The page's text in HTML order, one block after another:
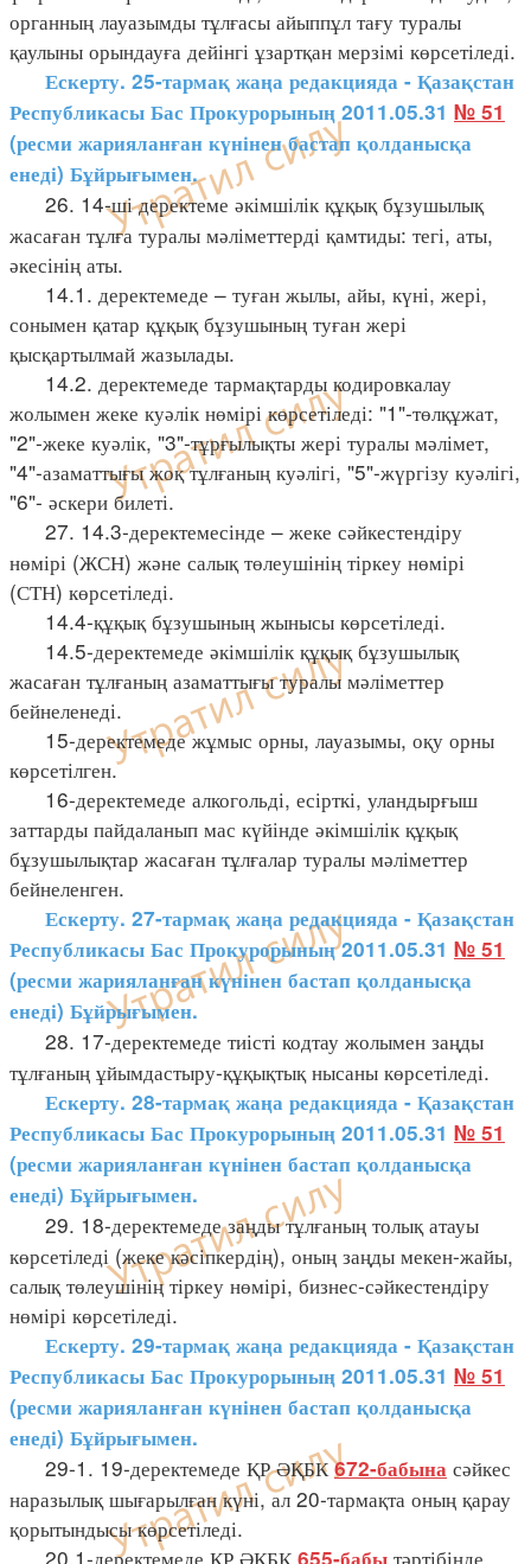
органның лауазымды тұлғасы айыппұл тағу туралы
қаулыны орындауға дейінгі ұзартқан мерзімі көрсетіледі.
Ескерту. 25-тармақ жаңа редакцияда - Қазақстан
Республикасы Бас Прокурорының 2011.05.31 № 51
(ресми жарияланған күнінен бастап қолданысқа
енеді) Бұйрығымен.
26. 14-ші деректеме әкімшілік құқық бұзушылық
жасаған тұлға туралы мәліметтерді қамтиды: тегі, аты,
әкесінің аты.
14.1. деректемеде – туған жылы, айы, күні, жері,
сонымен қатар құқық бұзушының туған жері
қысқартылмай жазылады.
14.2. деректемеде тармақтарды кодировкалау
жолымен жеке куәлік нөмірі көрсетіледі: "1"-төлқұжат,
"2"-жеке куәлік, "3"-тұрғылықты жері туралы мәлімет,
"4"-азаматтығы жоқ тұлғаның куәлігі, "5"-жүргізу куәлігі,
"6"- әскери билеті.
27. 14.3-деректемесінде – жеке сәйкестендіру
нөмірі (ЖСН) және салық төлеушінің тіркеу нөмірі
(СТН) көрсетіледі.
14.4-құқық бұзушының жынысы көрсетіледі.
14.5-деректемеде әкімшілік құқық бұзушылық
жасаған тұлғаның азаматтығы туралы мәліметтер
бейнеленеді.
15-деректемеде жұмыс орны, лауазымы, оқу орны
көрсетілген.
16-деректемеде алкогольді, есірткі, уландырғыш
заттарды пайдаланып мас күйінде әкімшілік құқық
бұзушылықтар жасаған тұлғалар туралы мәліметтер
бейнеленген.
Ескерту. 27-тармақ жаңа редакцияда - Қазақстан
Республикасы Бас Прокурорының 2011.05.31 № 51
(ресми жарияланған күнінен бастап қолданысқа
енеді) Бұйрығымен.
28. 17-деректемеде тиісті кодтау жолымен заңды
тұлғаның ұйымдастыру-құқықтық нысаны көрсетіледі.
Ескерту. 28-тармақ жаңа редакцияда - Қазақстан
Республикасы Бас Прокурорының 2011.05.31 № 51
(ресми жарияланған күнінен бастап қолданысқа
енеді) Бұйрығымен.
29. 18-деректемеде заңды тұлғаның толық атауы
көрсетіледі (жеке кәсіпкердің), оның заңды мекен-жайы,
салық төлеушінің тіркеу нөмірі, бизнес-сәйкестендіру
нөмірі көрсетіледі.
Ескерту. 29-тармақ жаңа редакцияда - Қазақстан
Республикасы Бас Прокурорының 2011.05.31 № 51
(ресми жарияланған күнінен бастап қолданысқа
енеді) Бұйрығымен.
29-1. 19-деректемеде ҚР ӘҚБК672-бабына сәйкес
наразылық шығарылған күні, ал 20-тармақта оның қарау
қорытындысы көрсетіледі.
20.1-деректемеде ҚР ӘҚБК
тәртібінде